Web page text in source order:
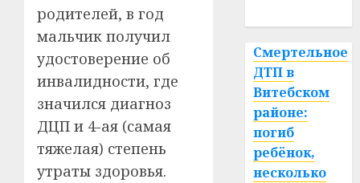
родителей, в год
мальчик получил
удостоверение об
инвалидности, где
значился диагноз
ДЦП и 4-ая (самая
тяжелая) степень
утраты здоровья.
Смертельное
ДТП в
Витебском
районе:
погиб
ребёнок,
несколько